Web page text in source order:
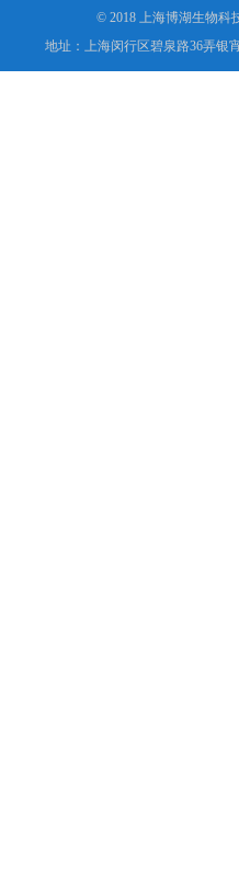
© 2018 上海博湖生物科
地址：上海闵行区碧泉路36弄银